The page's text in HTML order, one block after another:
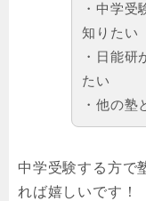
・中学受
知りたい
・日能研
たい
・他の塾
中学受験する方で
れば嬉しいです！